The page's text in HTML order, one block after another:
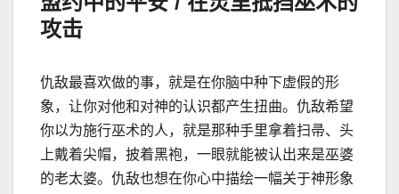
攻击
仇敌最喜欢做的事，就是在你脑中种下虚假的形
象，让你对他和对神的认识都产生扭曲。仇敌希望
你以为施行巫术的人，就是那种手里拿着扫帚、头
上戴着尖帽，披着黑袍，一眼就能被认出来是巫婆
的老太婆。仇敌也想在你心中描绘一幅关于神形象